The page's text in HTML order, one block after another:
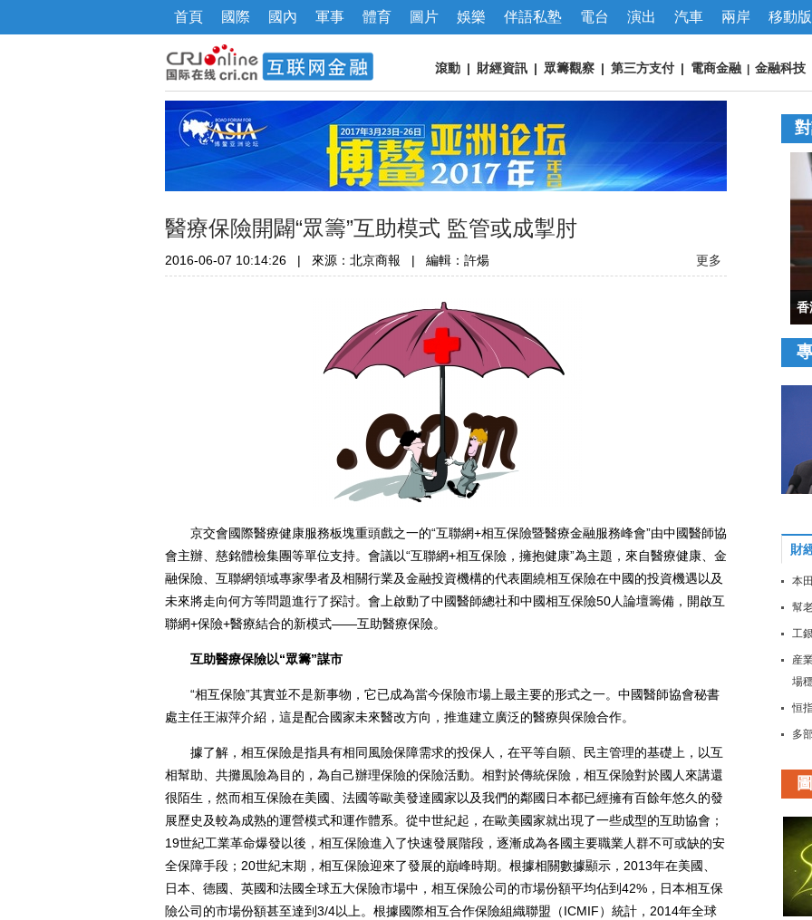
首頁 國際 國內 軍事 體育 圖片 娛樂 伴語私塾 電台 演出 汽車 兩岸 移動版
滾動 | 財經資訊 | 眾籌觀察 | 第三方支付 | 電商金融 金融科技
醫療保險開闢“眾籌”互助模式 監管或成掣肘
2016-06-07 10:14:26 | 來源：北京商報 | 編輯：許煬 更多
京交會國際醫療健康服務板塊重頭戲之一的“互聯網+相互保險暨醫療金融服務峰會”由中國醫師協
會主辦、慈銘體檢集團等單位支持。會議以“互聯網+相互保險，擁抱健康”為主題，來自醫療健康、金
融保險、互聯網領域專家學者及相關行業及金融投資機構的代表圍繞相互保險在中國的投資機遇以及
未來將走向何方等問題進行了探討。會上啟動了中國醫師總社和中國相互保險50人論壇籌備，開啟互
聯網+保險+醫療結合的新模式——互助醫療保險。
互助醫療保險以“眾籌”謀市
“相互保險”其實並不是新事物，它已成為當今保險市場上最主要的形式之一。中國醫師協會秘書
處主任王淑萍介紹，這是配合國家未來醫改方向，推進建立廣泛的醫療與保險合作。
據了解，相互保險是指具有相同風險保障需求的投保人，在平等自願、民主管理的基礎上，以互
相幫助、共攤風險為目的，為自己辦理保險的保險活動。相對於傳統保險，相互保險對於國人來講還
很陌生，然而相互保險在美國、法國等歐美發達國家以及我們的鄰國日本都已經擁有百餘年悠久的發
展歷史及較為成熟的運營模式和運作體系。從中世紀起，在歐美國家就出現了一些成型的互助協會；
19世紀工業革命爆發以後，相互保險進入了快速發展階段，逐漸成為各國主要職業人群不可或缺的安
全保障手段；20世紀末期，相互保險迎來了發展的巔峰時期。根據相關數據顯示，2013年在美國、
日本、德國、英國和法國全球五大保險市場中，相互保險公司的市場份額平均佔到42%，日本相互保
險公司的市場份額甚至達到3/4以上。根據國際相互合作保險組織聯盟（ICMIF）統計，2014年全球
透
財
本
幫
工
産
場
恒
多
穩